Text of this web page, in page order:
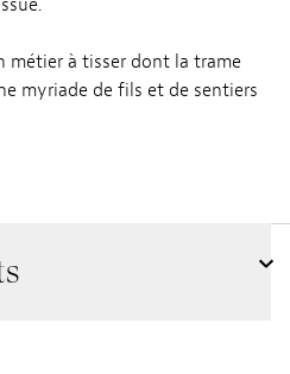
métier à tisser dont la trame
myriade de fils et de sentiers